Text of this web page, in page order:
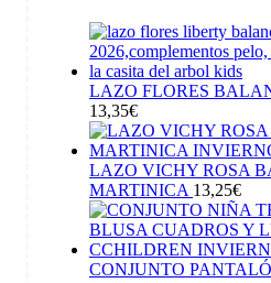
LAZO FLORES
13,35€
LAZO VICHY ROSA
MARTINICA 13,25€
CONJUNTO